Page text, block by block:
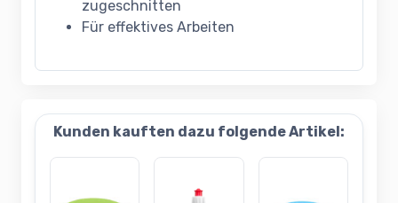
zugeschnitten
Für effektives Arbeiten
Kunden kauften dazu folgende Artikel: